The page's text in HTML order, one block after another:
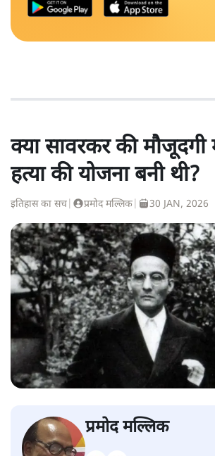
क्या सावरकर की मौजूदगी
हत्या की योजना बनी थी?
इतिहास का सच प्रमोद मल्लिक 30 JAN, 2026
प्रमोद मल्लिक